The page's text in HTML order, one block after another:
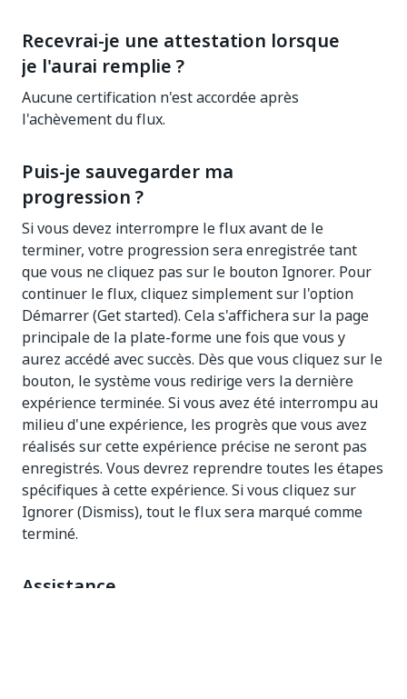
Recevrai-je une attestation lorsque
je l'aurai remplie ?
Aucune certification n'est accordée après
l'achèvement du flux.
Puis-je sauvegarder ma
progression ?
Si vous devez interrompre le flux avant de le
terminer, votre progression sera enregistrée tant
que vous ne cliquez pas sur le bouton Ignorer. Pour
continuer le flux, cliquez simplement sur l'option
Démarrer (Get started). Cela s'affichera sur la page
principale de la plate-forme une fois que vous y
aurez accédé avec succès. Dès que vous cliquez sur le
bouton, le système vous redirige vers la dernière
expérience terminée. Si vous avez été interrompu au
milieu d'une expérience, les progrès que vous avez
réalisés sur cette expérience précise ne seront pas
enregistrés. Vous devrez reprendre toutes les étapes
spécifiques à cette expérience. Si vous cliquez sur
Ignorer (Dismiss), tout le flux sera marqué comme
terminé.
Assistance